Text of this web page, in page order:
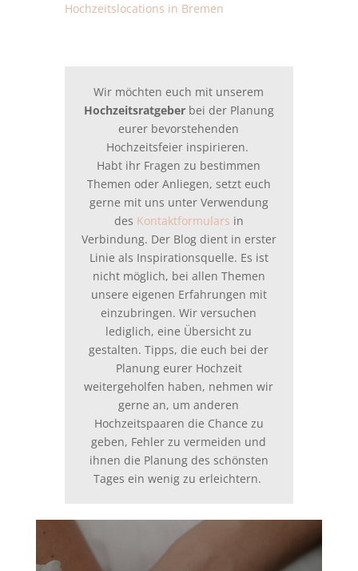
Hochzeitslocations in Bremen
Wir möchten euch mit unserem
Hochzeitsratgeberbei der Planung
eurer bevorstehenden
Hochzeitsfeier inspirieren.
Habt ihr Fragen zu bestimmen
Themen oder Anliegen, setzt euch
gerne mit uns unter Verwendung
des Kontaktformulars in
Verbindung. Der Blog dient in erster
Linie als Inspirationsquelle. Es ist
nicht möglich, bei allen Themen
unsere eigenen Erfahrungen mit
einzubringen. Wir versuchen
lediglich, eine Übersicht zu
gestalten. Tipps, die euch bei der
Planung eurer Hochzeit
weitergeholfen haben, nehmen wir
gerne an, um anderen
Hochzeitspaaren die Chance zu
geben, Fehler zu vermeiden und
ihnen die Planung des schönsten
Tages ein wenig zu erleichtern.